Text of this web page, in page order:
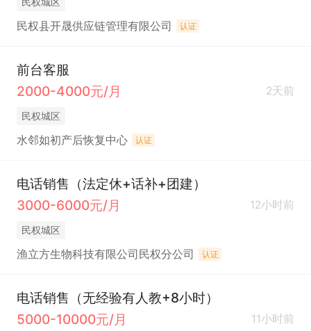
民权县开晟供应链管理有限公司 认证
前台客服
2000-4000元/月
2天前
民权城区
水邻如初产后恢复中心 认证
电话销售（法定休+话补+团建）
3000-6000元/月
12小时前
民权城区
渔立方生物科技有限公司民权分公司 认证
电话销售（无经验有人教+8小时）
5000-10000元/月
11小时前